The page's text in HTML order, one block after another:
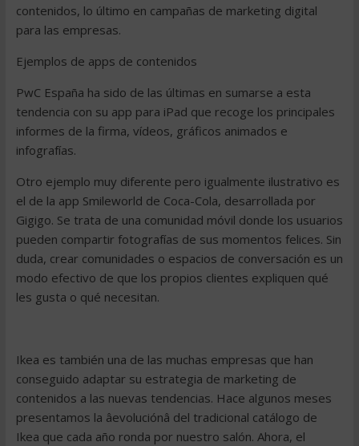
contenidos, lo último en campañas de marketing digital
para las empresas.
Ejemplos de apps de contenidos
PwC España ha sido de las últimas en sumarse a esta
tendencia con su app para iPad que recoge los principales
informes de la firma, vídeos, gráficos animados e
infografías.
Otro ejemplo muy diferente pero igualmente ilustrativo es
el de la app Smileworld de Coca-Cola, desarrollada por
Gigigo. Se trata de una comunidad móvil donde los usuarios
pueden compartir fotografías de sus momentos felices. Sin
duda, crear comunidades o espacios de conversación es un
modo efectivo de que los propios clientes expliquen qué
les gusta o qué necesitan.
Ikea es también una de las muchas empresas que han
conseguido adaptar su estrategia de marketing de
contenidos a las nuevas tendencias. Hace algunos meses
presentamos la âevoluciónâ del tradicional catálogo de
Ikea que cada año ronda por nuestro salón. Ahora, el